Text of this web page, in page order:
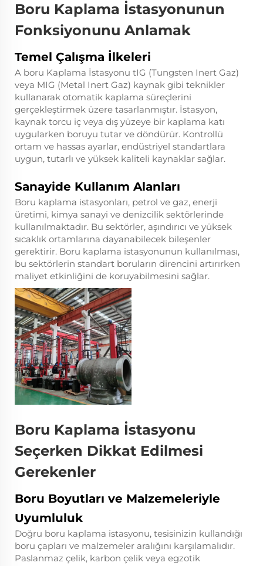
Boru Kaplama İstasyonunun
Fonksiyonunu Anlamak
Temel Çalışma İlkeleri
A boru Kaplama İstasyonu tIG (Tungsten Inert Gaz)
veya MIG (Metal Inert Gaz) kaynak gibi teknikler
kullanarak otomatik kaplama süreçlerini
gerçekleştirmek üzere tasarlanmıştır. İstasyon,
kaynak torcu iç veya dış yüzeye bir kaplama katı
uygularken boruyu tutar ve döndürür. Kontrollü
ortam ve hassas ayarlar, endüstriyel standartlara
uygun, tutarlı ve yüksek kaliteli kaynaklar sağlar.
Sanayide Kullanım Alanları
Boru kaplama istasyonları, petrol ve gaz, enerji
üretimi, kimya sanayi ve denizcilik sektörlerinde
kullanılmaktadır. Bu sektörler, aşındırıcı ve yüksek
sıcaklık ortamlarına dayanabilecek bileşenler
gerektirir. Boru kaplama istasyonunun kullanılması,
bu sektörlerin standart boruların direncini artırırken
maliyet etkinliğini de koruyabilmesini sağlar.
Boru Kaplama İstasyonu
Seçerken Dikkat Edilmesi
Gerekenler
Boru Boyutları ve Malzemeleriyle
Uyumluluk
Doğru boru kaplama istasyonu, tesisinizin kullandığı
boru çapları ve malzemeler aralığını karşılamalıdır.
Paslanmaz çelik, karbon çelik veya egzotik